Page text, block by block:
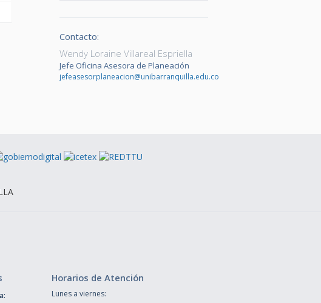
Contacto:
Wendy Loraine Villareal Espriella
Jefe Oficina Asesora de Planeación
jefeasesorplaneacion@unibarranquilla.edu.co
Horarios de Atención
Lunes a viernes: